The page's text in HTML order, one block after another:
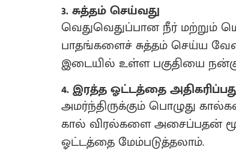
3. சுத்தம் செய்வது
வெதுவெதுப்பான நீர் மற்றும்
பாதங்களைச் சுத்தம் செய்ய
இடையில் உள்ள பகுதியை
4. இரத்த ஓட்டத்தை
அமர்ந்திருக்கும் பொழுது
கால் விரல்களை அசைப்பதன்
ஓட்டத்தை மேம்படுத்தலாம்.